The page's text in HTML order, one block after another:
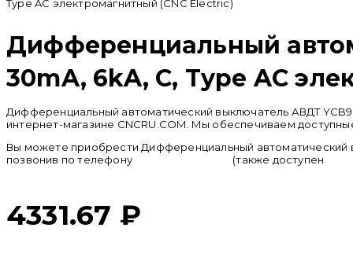
Type AC электромагнитный (CNC Electric)
Дифференциальный
30mA, 6kA, C, Type AC
Дифференциальный автоматический выключатель АВДТ
интернет-магазине CNCRU.COM. Мы обеспечиваем
Вы можете приобрести Дифференциальный автоматический
позвонив по телефону
(также доступен
4331.67 ₽